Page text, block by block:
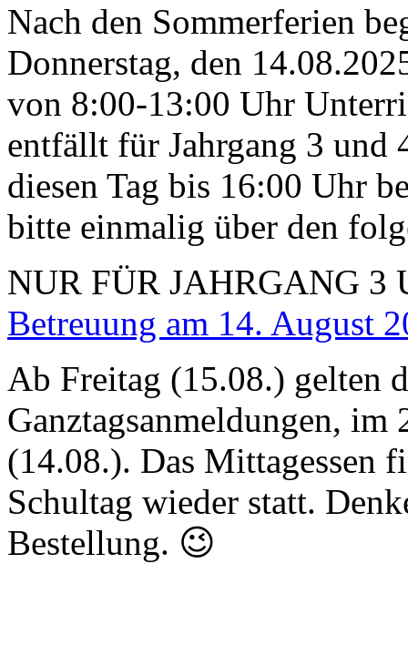
Nach den Sommerferien
Donnerstag, den
von 8:00-13:00 Uhr
entfällt für Jahrgang 3 und
diesen Tag bis 16:00 Uhr
bitte einmalig über den
NUR FÜR JAHRGANG 3
Betreuung am 14. August
Ab Freitag (15.08.) gelten
Ganztagsanmeldungen, im
(14.08.). Das Mittagessen
Schultag wieder statt.
Bestellung. 😉